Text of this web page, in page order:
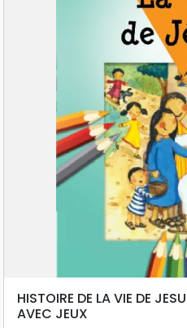
HISTOIRE DE LA VIE DE
AVEC JEUX